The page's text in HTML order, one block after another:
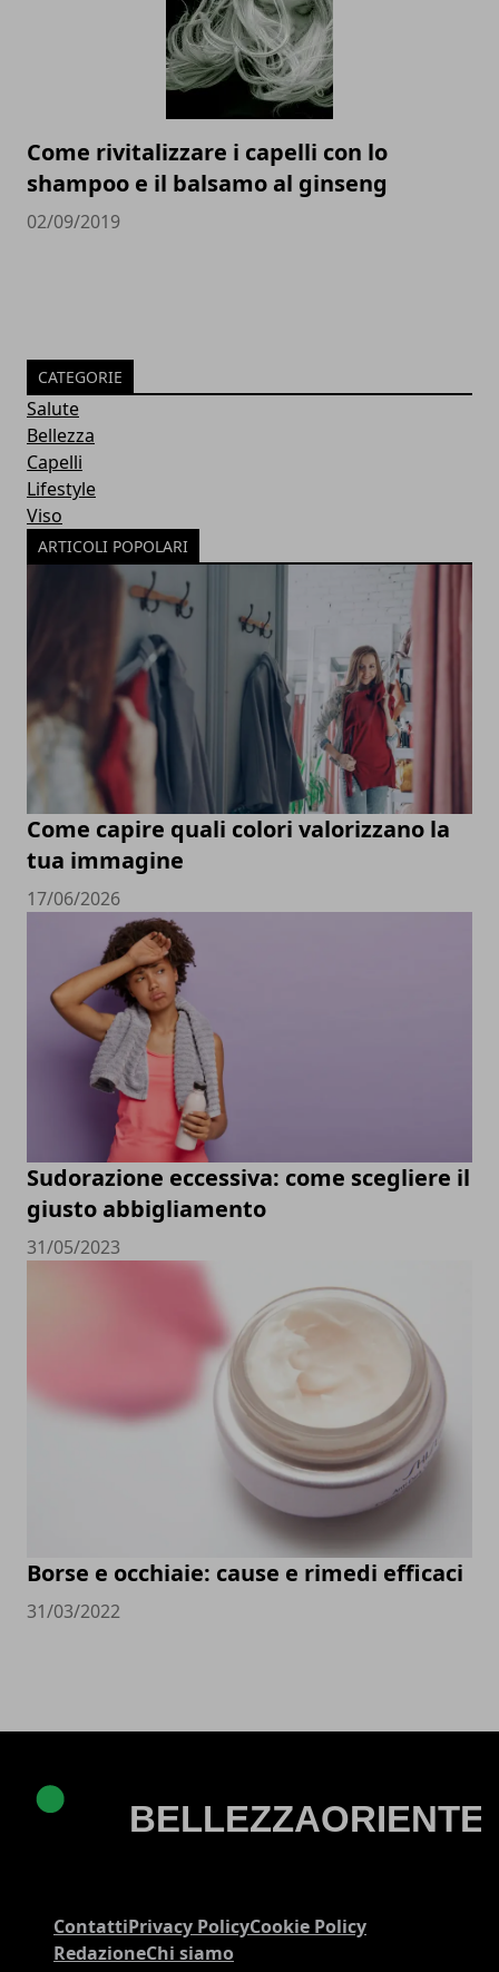
Come rivitalizzare i capelli con lo
shampoo e il balsamo al ginseng
02/09/2019
CATEGORIE
Salute
Bellezza
Capelli
Lifestyle
Viso
ARTICOLI POPOLARI
Come capire quali colori valorizzano la
tua immagine
17/06/2026
Sudorazione eccessiva: come scegliere il
giusto abbigliamento
31/05/2023
Borse e occhiaie: cause e rimedi efficaci
31/03/2022
ContattiPrivacy PolicyCookie Policy
RedazioneChi siamo